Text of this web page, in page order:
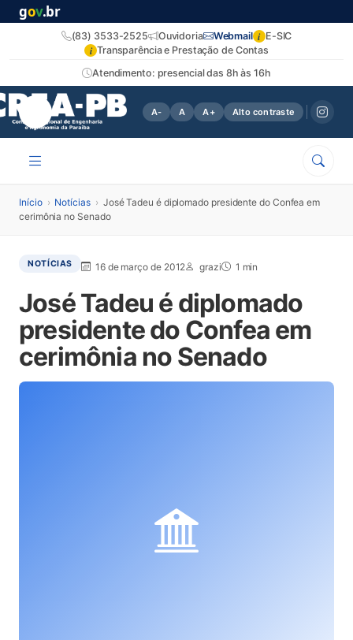
gov.br
Atendimento: presencial das 8h às 16h
(83) 3533-2525 Ouvidoria Webmail i E-SIC
i Transparência e Prestação de Contas
A- A A+ Alto contraste
Início › Notícias › José Tadeu é diplomado presidente do Confea em
cerimônia no Senado
NOTÍCIAS 16 de março de 2012 grazi 1 min
José Tadeu é diplomado
presidente do Confea em
cerimônia no Senado